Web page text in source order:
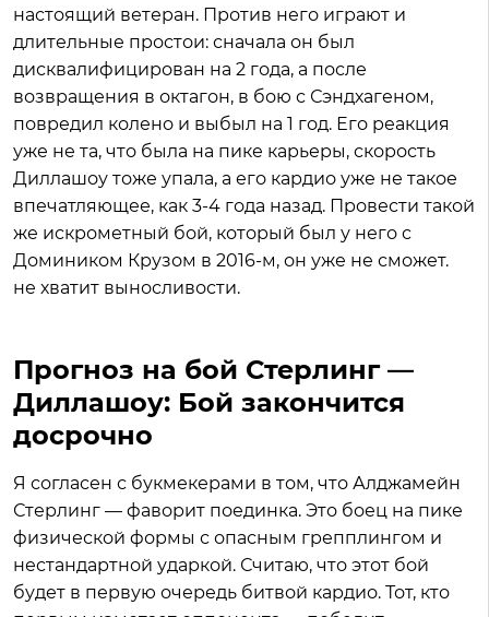
настоящий ветеран. Против него играют и
длительные простои: сначала он был
дисквалифицирован на 2 года, а после
возвращения в октагон, в бою с Сэндхагеном,
повредил колено и выбыл на 1 год. Его реакция
уже не та, что была на пике карьеры, скорость
Диллашоу тоже упала, а его кардио уже не такое
впечатляющее, как 3-4 года назад. Провести такой
же искрометный бой, который был у него с
Домиником Крузом в 2016-м, он уже не сможет.
не хватит выносливости.
Прогноз на бой Стерлинг —
Диллашоу: Бой закончится
досрочно
Я согласен с букмекерами в том, что Алджамейн
Стерлинг — фаворит поединка. Это боец на пике
физической формы с опасным грепплингом и
нестандартной ударкой. Считаю, что этот бой
будет в первую очередь битвой кардио. Тот, кто